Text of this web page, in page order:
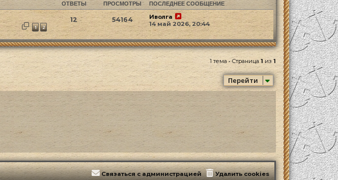
ОТВЕТЫ ПРОСМОТРЫ ПОСЛЕДНЕЕ СООБЩЕНИЕ
1 2
12 54164
Иволга
14 май 2026, 20:44
1 тема • Страница1из 1
Перейти
Удалить cookies
Связаться с администрацией